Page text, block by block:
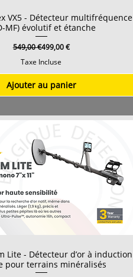
VX5 - Détecteur multifréquence
MF) évolutif et étanche
Prix original
549,00 €Prix promotionnel
499,00 €
Taxe Incluse
Ajouter au panier
Lite - Détecteur d’or à induction
pour terrains minéralisés